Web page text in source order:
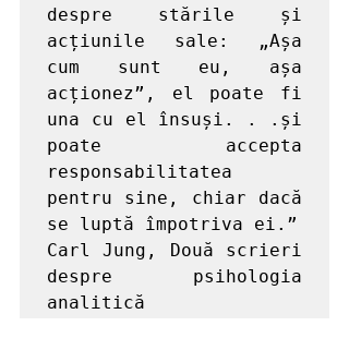
despre stările și
acțiunile sale: „Așa
cum sunt eu, așa
acționez”, el poate fi
una cu el însuși. . .și
poate accepta
responsabilitatea
pentru sine, chiar dacă
se luptă împotriva ei.”
Carl Jung, Două scrieri
despre psihologia
analitică